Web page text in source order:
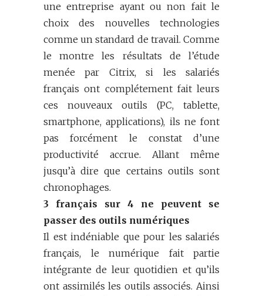
une entreprise ayant ou non fait le
choix des nouvelles technologies
comme un standard de travail. Comme
le montre les résultats de l’étude
menée par Citrix, si les salariés
français ont complétement fait leurs
ces nouveaux outils (PC, tablette,
smartphone, applications), ils ne font
pas forcément le constat d’une
productivité accrue. Allant même
jusqu’à dire que certains outils sont
chronophages.
3 français sur 4 ne peuvent se
passer des outils numériques
Il est indéniable que pour les salariés
français, le numérique fait partie
intégrante de leur quotidien et qu’ils
ont assimilés les outils associés. Ainsi